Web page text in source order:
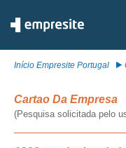
Início Empresite Portugal
Cartao Da Empresa
(Pesquisa solicitada pelo